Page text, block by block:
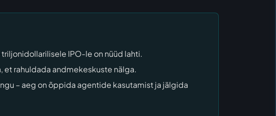
IPO-le on nüüd lahti.
rahuldada andmekeskuste nälga.
– aeg on õppida agentide kasutamist ja jälgida